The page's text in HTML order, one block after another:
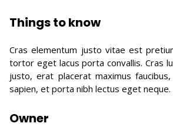
Things to know
Cras elementum justo vitae est
tortor eget lacus porta convallis. Cras
justo, erat placerat maximus
sapien, et porta nibh lectus eget neque.
Owner